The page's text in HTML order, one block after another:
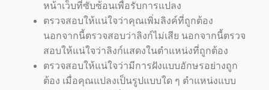
หน้าเว็บที่ซับซ้อนเพื่อรับการแปลง
ตรวจสอบให้แน่ใจว่าคุณเพิ่มลิงค์ที่ถูกต้อง
นอกจากนี้ตรวจสอบว่าลิงก์ไม่เสีย นอกจากนี้ตรวจ
สอบให้แน่ใจว่าลิงก์แสดงในตำแหน่งที่ถูกต้อง
ตรวจสอบให้แน่ใจว่ามีการฝังแบบอักษรอย่างถูก
ต้อง เมื่อคุณแปลงเป็นรูปแบบใด ๆ ตำแหน่งแบบ